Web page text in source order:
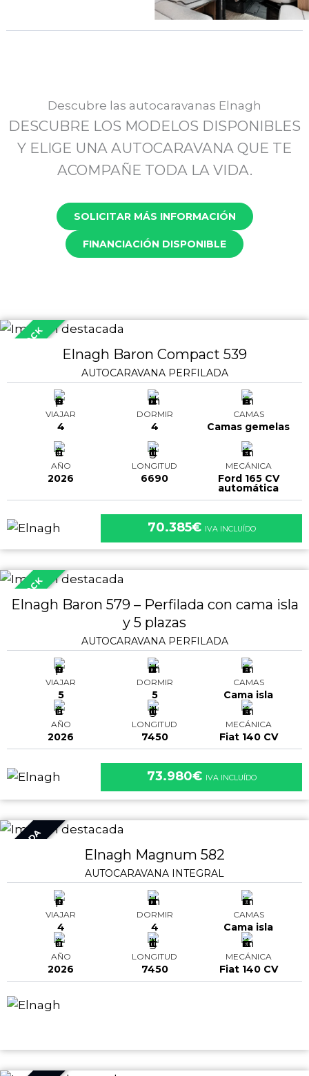
Descubre las autocaravanas Elnagh
DESCUBRE LOS MODELOS DISPONIBLES
Y ELIGE UNA AUTOCARAVANA QUE TE
ACOMPAÑE TODA LA VIDA.
SOLICITAR MÁS INFORMACIÓN
FINANCIACIÓN DISPONIBLE
EN STOCK Elnagh Baron Compact 539
AUTOCARAVANA PERFILADA
VIAJAR
4
DORMIR
4
CAMAS
Camas gemelas
AÑO
2026
LONGITUD
6690
MECÁNICA
Ford 165 CV
automática
70.385€ IVA INCLUÍDO
EN STOCK
Elnagh Baron 579 – Perfilada con cama isla
y 5 plazas
AUTOCARAVANA PERFILADA
VIAJAR
5
DORMIR
5
CAMAS
Cama isla
AÑO
2026
LONGITUD
7450
MECÁNICA
Fiat 140 CV
73.980€ IVA INCLUÍDO
VENDIDA Elnagh Magnum 582
AUTOCARAVANA INTEGRAL
VIAJAR
4
DORMIR
4
CAMAS
Cama isla
AÑO
2026
LONGITUD
7450
MECÁNICA
Fiat 140 CV